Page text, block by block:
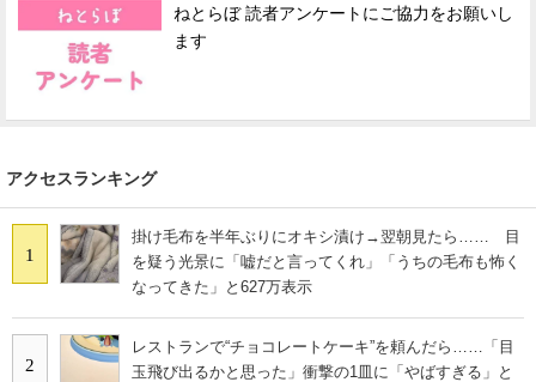
ねとらぼ 読者アンケートにご協力をお願いし
ます
アクセスランキング
1
掛け毛布を半年ぶりにオキシ漬け→翌朝見たら…… 目
を疑う光景に「嘘だと言ってくれ」「うちの毛布も怖く
なってきた」と627万表示
2
レストランで“チョコレートケーキ”を頼んだら……「目
玉飛び出るかと思った」衝撃の1皿に「やばすぎる」と